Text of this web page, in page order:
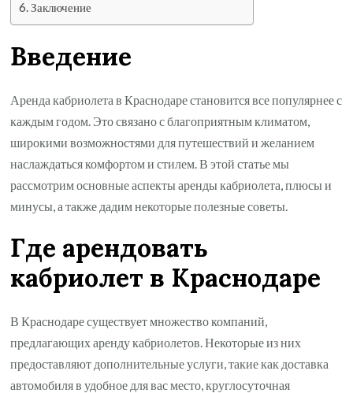
Заключение
Введение
Аренда кабриолета в Краснодаре становится все популярнее с
каждым годом. Это связано с благоприятным климатом,
широкими возможностями для путешествий и желанием
наслаждаться комфортом и стилем. В этой статье мы
рассмотрим основные аспекты аренды кабриолета, плюсы и
минусы, а также дадим некоторые полезные советы.
Где арендовать
кабриолет в Краснодаре
В Краснодаре существует множество компаний,
предлагающих аренду кабриолетов. Некоторые из них
предоставляют дополнительные услуги, такие как доставка
автомобиля в удобное для вас место, круглосуточная